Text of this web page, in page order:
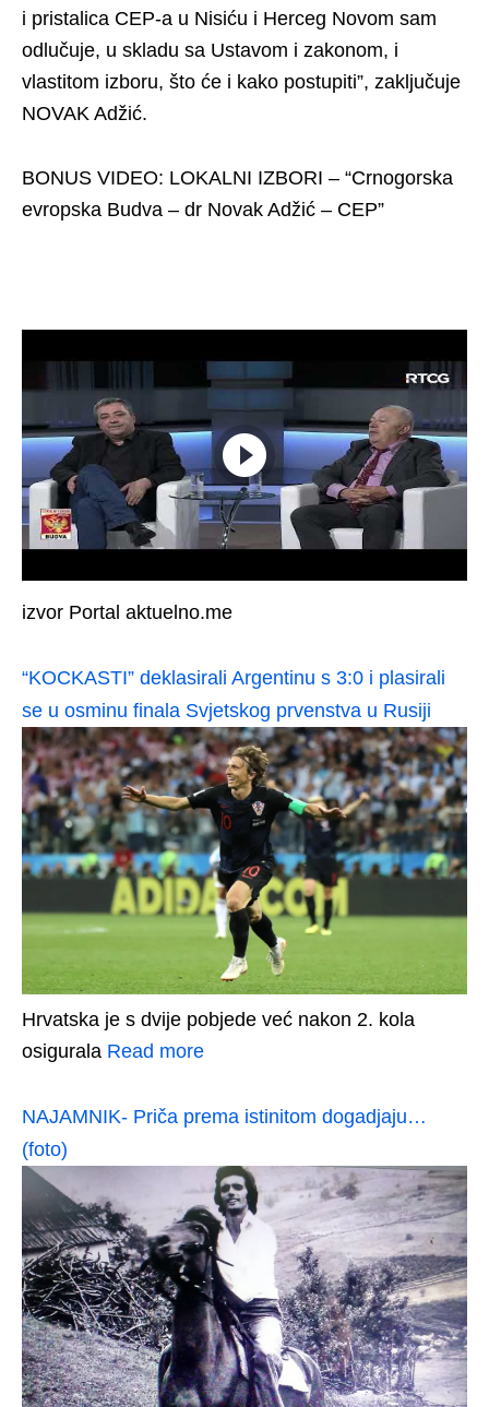
i pristalica CEP-a u Nisiću i Herceg Novom sam
odlučuje, u skladu sa Ustavom i zakonom, i
vlastitom izboru, što će i kako postupiti”, zaključuje
NOVAK Adžić.
BONUS VIDEO: LOKALNI IZBORI – “Crnogorska
evropska Budva – dr Novak Adžić – CEP”
izvor Portal aktuelno.me
“KOCKASTI” deklasirali Argentinu s 3:0 i plasirali
se u osminu finala Svjetskog prvenstva u Rusiji
Hrvatska je s dvije pobjede već nakon 2. kola
osigurala Read more
NAJAMNIK- Priča prema istinitom dogadjaju…
(foto)